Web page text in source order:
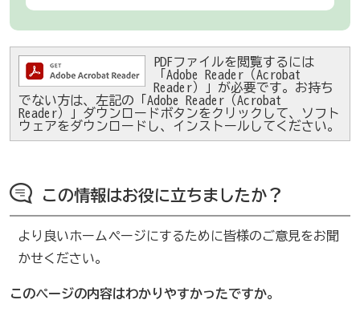
PDFファイルを閲覧するには
「Adobe Reader（Acrobat
Reader）」が必要です。お持ち
でない方は、左記の「Adobe Reader（Acrobat
Reader）」ダウンロードボタンをクリックして、ソフト
ウェアをダウンロードし、インストールしてください。
この情報はお役に立ちましたか？
より良いホームページにするために皆様のご意見をお聞
かせください。
このページの内容はわかりやすかったですか。